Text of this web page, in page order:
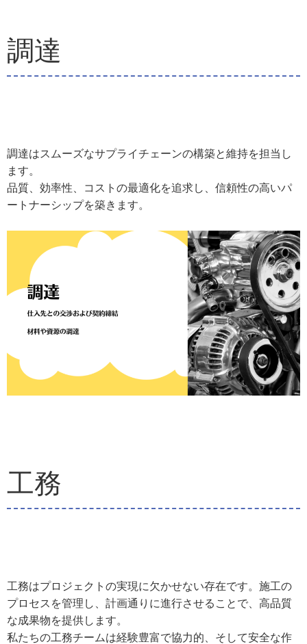
調達
調達はスムーズなサプライチェーンの構築と維持を担当し
ます。
品質、効率性、コストの最適化を追求し、信頼性の高いパ
ートナーシップを築きます。
工務
工務はプロジェクトの実現に欠かせない存在です。施工の
プロセスを管理し、計画通りに進行させることで、高品質
な成果物を提供します。
私たちの工務チームは経験豊富で協力的、そして安全な作